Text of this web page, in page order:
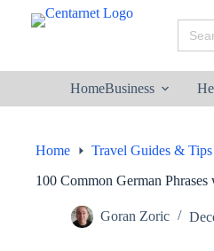
Search
for:
HomeBusiness
Home Travel Guides & Tips
100 Common German
Goran Zoric